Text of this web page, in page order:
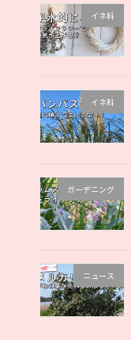
イネ科
イネ科
ガーデニング
ニュース